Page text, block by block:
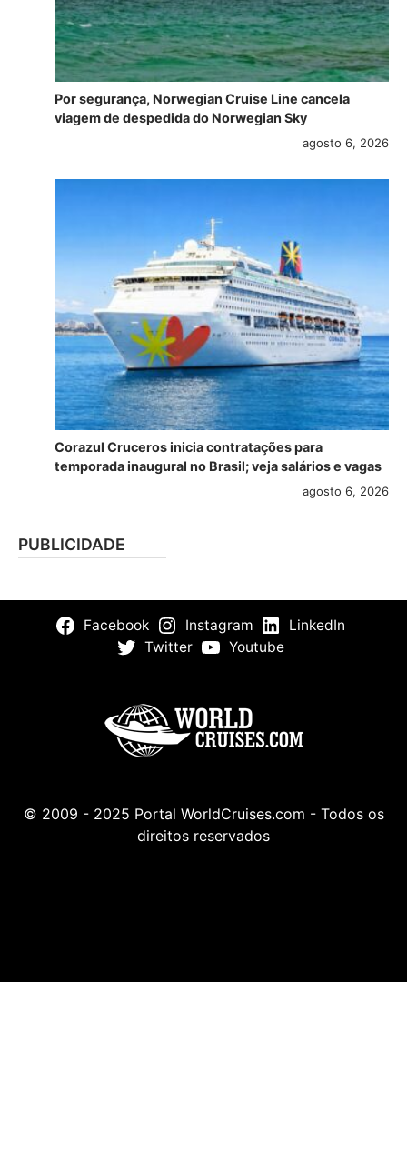
Por segurança, Norwegian Cruise Line cancela
viagem de despedida do Norwegian Sky
agosto 6, 2026
Corazul Cruceros inicia contratações para
temporada inaugural no Brasil; veja salários e vagas
agosto 6, 2026
PUBLICIDADE
Facebook Instagram
LinkedIn
Twitter
Youtube
© 2009 - 2025 Portal WorldCruises.com - Todos os
direitos reservados